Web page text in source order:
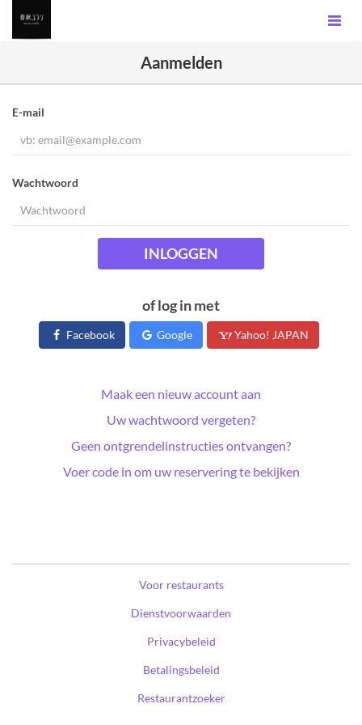
Aanmelden
E-mail
Wachtwoord
INLOGGEN
of log in met
Facebook Google Yahoo! JAPAN
Maak een nieuw account aan
Uw wachtwoord vergeten?
Geen ontgrendelinstructies ontvangen?
Voer code in om uw reservering te bekijken
Voor restaurants
Dienstvoorwaarden
Privacybeleid
Betalingsbeleid
Restaurantzoeker